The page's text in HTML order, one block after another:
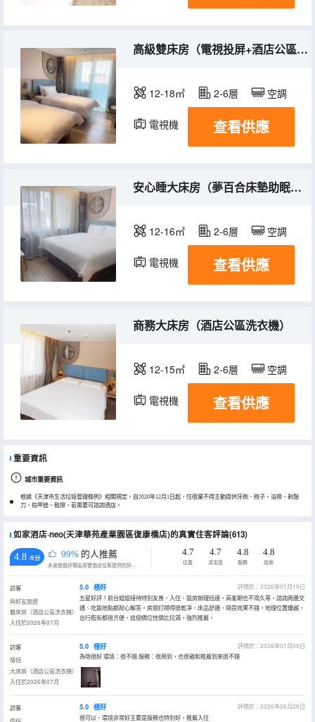
高級雙床房（電視投屏+酒店公區洗衣機）
12-18㎡ 2-6層 空調
電視機 查看供應
安心睡大床房（夢百合床墊助眠枕+電視投屏+酒店公區洗衣機）
12-16㎡ 2-6層 空調
電視機 查看供應
商務大床房（酒店公區洗衣機）
12-15㎡ 2-6層 空調
電視機 查看供應
重要資訊
城市重要資訊
根據《天津市生活垃圾管理條例》相關規定，自2020年12月1日起，住宿業不得主動提供牙刷、梳子、浴擦、剃鬚
刀、指甲銼、鞋擦，若需要可諮詢酒店。
如家酒店·neo(天津華苑產業園區復康橋店)的真實住客評論(613)
4.8 /5分 99% 的人推薦
永安旅遊評價由真實酒店住客提供的評價。
4.7
位置
4.7
清潔度
4.8
服務
4.8
設施
訪客
與好友旅遊
雙床房（酒店公區洗衣機）
入住於2026年07月
5.0 極好
評價於：2026年07月19日
五星好評！前台姐姐接待特別友善，入住、退房辦理迅速，高峯期也不用久等。諮詢周邊交
通、吃飯地點都耐心解答。房間打掃得很乾凈，床品舒適，隔音效果不錯。地理位置優越，
出行逛街都很方便，這個價位性價比拉滿，強烈推薦。
訪客
情侶
大床房（酒店公區洗衣機）
入住於2026年07月
5.0 極好
評價於：2026年07月05日
為啥很好 環境：很不錯 服務：很周到，也很親和推薦到來很不錯
訪客
5.0 極好
評價於：2026年06月28日
很可以，環境非常好主要是服務也特別好，推薦入住